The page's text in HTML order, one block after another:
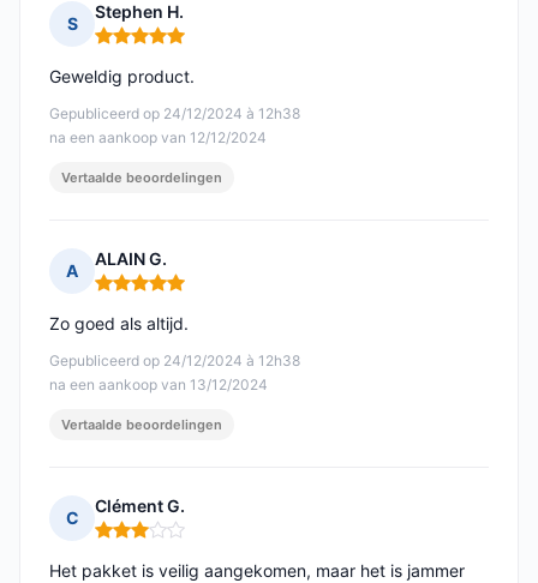
S
Stephen H.
Opmerking: 5 van 5
Gepubliceerd op 24/12/2024 à 12h38
na een aankoop van 12/12/2024
Geweldig product.
Vertaalde beoordelingen
A
ALAIN G.
Opmerking: 5 van 5
Gepubliceerd op 24/12/2024 à 12h38
na een aankoop van 13/12/2024
Zo goed als altijd.
Vertaalde beoordelingen
C
Clément G.
Opmerking: 3 van 5
Het pakket is veilig aangekomen, maar het is jammer